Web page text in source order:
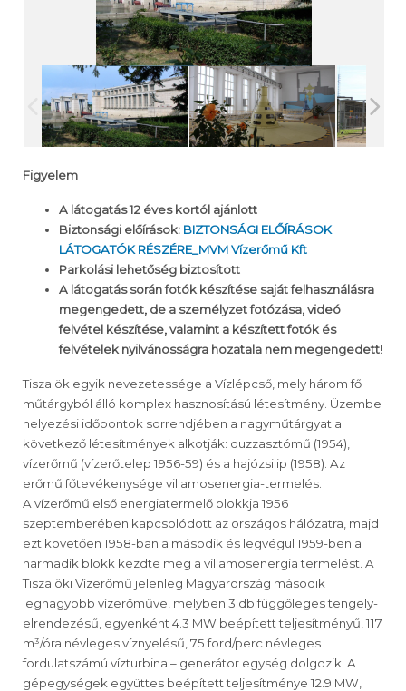
Figyelem
A látogatás 12 éves kortól ajánlott
Biztonsági előírások: BIZTONSÁGI ELŐÍRÁSOK
LÁTOGATÓK RÉSZÉRE_MVM Vízerőmű Kft
Parkolási lehetőség biztosított
A látogatás során fotók készítése saját felhasználásra
megengedett, de a személyzet fotózása, videó
felvétel készítése, valamint a készített fotók és
felvételek nyilvánosságra hozatala nem megengedett!
Tiszalök egyik nevezetessége a Vízlépcső, mely három fő
műtárgyból álló komplex hasznosítású létesítmény. Üzembe
helyezési időpontok sorrendjében a nagyműtárgyat a
következő létesítmények alkotják: duzzasztómű (1954),
vízerőmű (vízerőtelep 1956-59) és a hajózsilip (1958). Az
erőmű főtevékenysége villamosenergia-termelés.
A vízerőmű első energiatermelő blokkja 1956
szeptemberében kapcsolódott az országos hálózatra, majd
ezt követően 1958-ban a második és legvégül 1959-ben a
harmadik blokk kezdte meg a villamosenergia termelést. A
Tiszalöki Vízerőmű jelenleg Magyarország második
legnagyobb vízerőműve, melyben 3 db függőleges tengely-
elrendezésű, egyenként 4.3 MW beépített teljesítményű, 117
m³/óra névleges víznyelésű, 75 ford/perc névleges
fordulatszámú vízturbina – generátor egység dolgozik. A
gépegységek együttes beépített teljesítménye 12.9 MW,